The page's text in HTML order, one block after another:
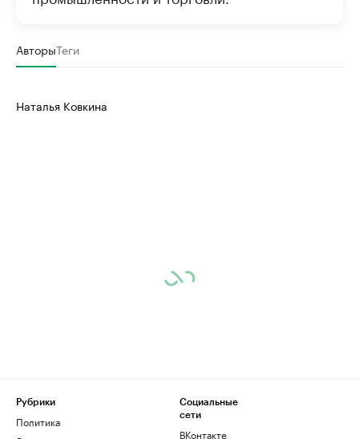
АвторыТеги
Наталья Ковкина
Рубрики
Политика
Социальные
сети
ВКонтакте